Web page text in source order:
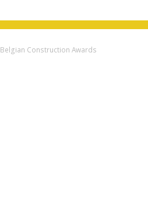
Belgian Construction Awards